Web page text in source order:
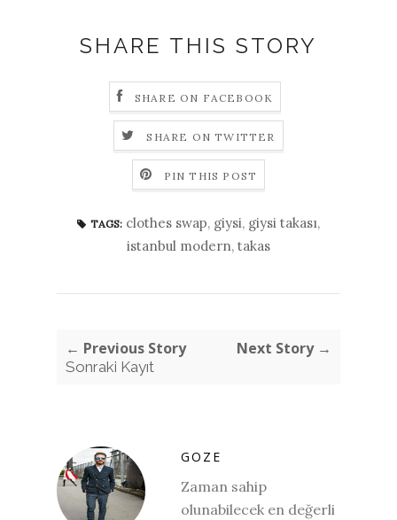
SHARE THIS STORY
SHARE ON FACEBOOK
SHARE ON TWITTER
PIN THIS POST
TAGS: clothes swap, giysi, giysi takası,
istanbul modern, takas
← Previous Story
Sonraki Kayıt
Next Story →
GOZE
Zaman sahip
olunabilecek en değerli